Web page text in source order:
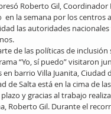
Roberto Gil,
en la semana por los centros
las autoridades
de las políticas de
“Yo, sí puedo” visitaron
en barrio Villa Juanita, Ciudad
de Salta está en la cima de
y gracias al trabajo
Roberto Gil. Durante el